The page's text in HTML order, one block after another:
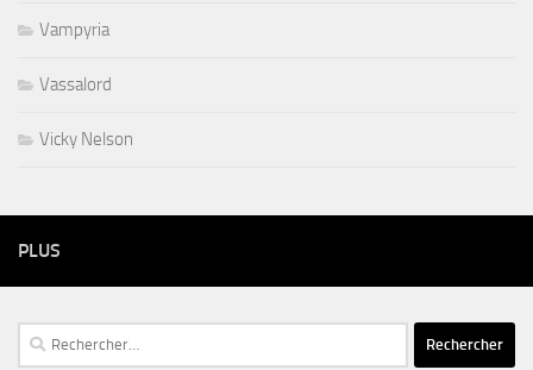
Vampyria
Vassalord
Vicky Nelson
PLUS
Rechercher :